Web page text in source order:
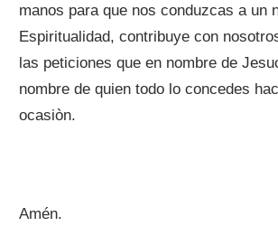
manos para que nos conduzcas a un
Espiritualidad, contribuye con
las peticiones que en nombre de
nombre de quien todo lo concedes
ocasiòn.
Amén.